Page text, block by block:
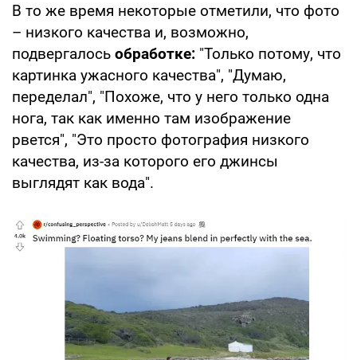
В то же время некоторые отметили, что фото
– низкого качества и, возможно,
подвергалось обработке: "Только потому, что
картинка ужасного качества", "Думаю,
переделал", "Похоже, что у него только одна
нога, так как именно там изображение
рвется", "Это просто фотография низкого
качества, из-за которого его джинсы
выглядят как вода".